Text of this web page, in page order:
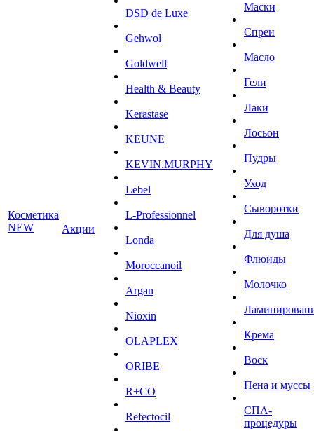
Косметика
NEW
Акции
DSD de Luxe
Gehwol
Goldwell
Health & Beauty
Kerastase
KEUNE
KEVIN.MURPHY
Lebel
L-Professionnel
Londa
Moroccanoil
Argan
Niохin
OLAPLEX
ORIBE
R+CO
Refectocil
Маски
Спреи
Масло
Гели
Лаки
Лосьон
Пудры
Уход
Сыворотки
Для душа
Флюиды
Молочко
Крема
Воск
Пена и муссы
СПА-
процедуры